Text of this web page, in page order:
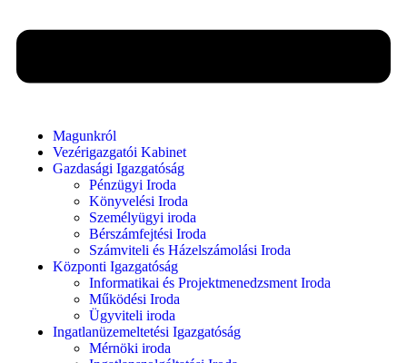
Magunkról
Vezérigazgatói Kabinet
Gazdasági Igazgatóság
Pénzügyi Iroda
Könyvelési Iroda
Személyügyi iroda
Bérszámfejtési Iroda
Számviteli és Házelszámolási Iroda
Központi Igazgatóság
Informatikai és Projektmenedzsment Iroda
Működési Iroda
Ügyviteli iroda
Ingatlanüzemeltetési Igazgatóság
Mérnöki iroda